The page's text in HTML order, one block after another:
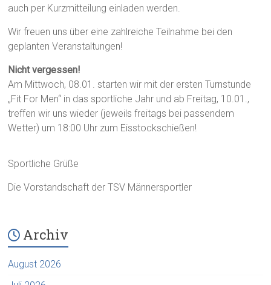
auch per Kurzmitteilung einladen werden.
Wir freuen uns über eine zahlreiche Teilnahme bei den
geplanten Veranstaltungen!
Nicht vergessen!
Am Mittwoch, 08.01. starten wir mit der ersten Turnstunde
„Fit For Men“ in das sportliche Jahr und ab Freitag, 10.01.,
treffen wir uns wieder (jeweils freitags bei passendem
Wetter) um 18:00 Uhr zum Eisstockschießen!
Sportliche Grüße
Die Vorstandschaft der TSV Männersportler
Archiv
August 2026